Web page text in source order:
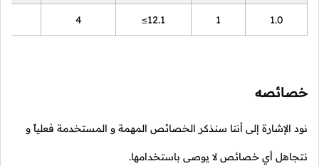
4 ≤12.1 1 1.0
خصائصه
نود الإشارة إلى أننا سنذكر الخصائص المهمة و المستخدمة فعلياً و
نتجاهل أي خصائص لا يوصى باستخدامها.